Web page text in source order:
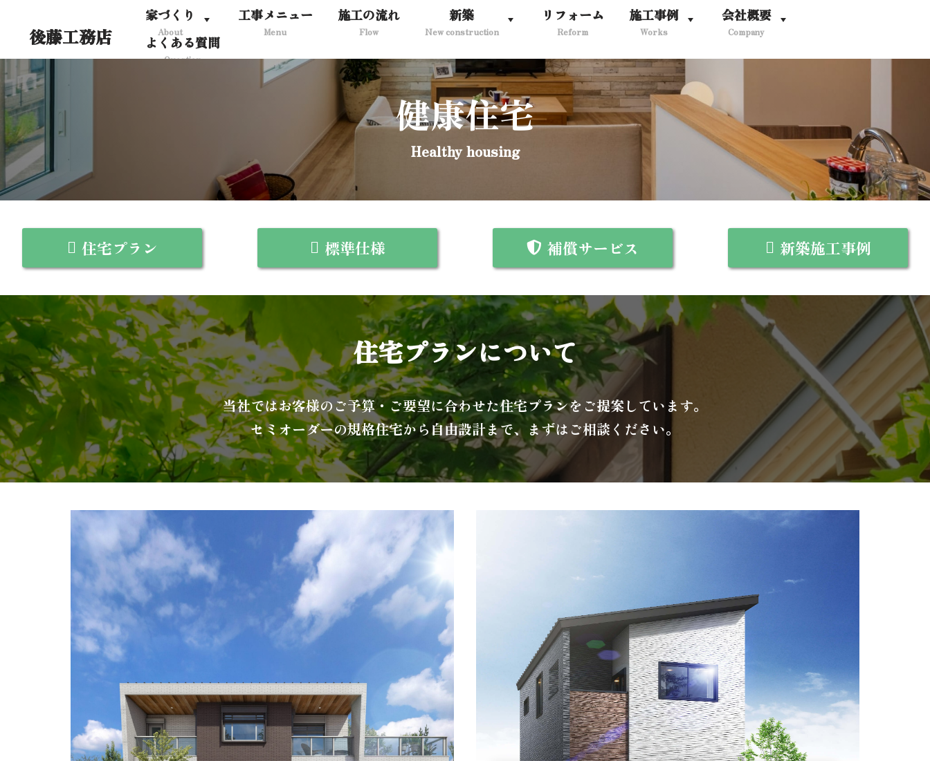
ン
テ
ン
ツ
へ
ス
キ
ッ
プ
後藤工務店
家づくり
About
工事メニュー
Menu
施工の流れ
Flow
新築
New construction
リフォーム
Reform
施工事例
Works
会社概要
Company
よくある質問
Question
健康住宅
Healthy housing
住宅プラン 標準仕様 補償サービス 新築施工事例
住宅プランについて
当社ではお客様のご予算・ご要望に合わせた住宅プランをご提案しています。
セミオーダーの規格住宅から自由設計まで、まずはご相談ください。